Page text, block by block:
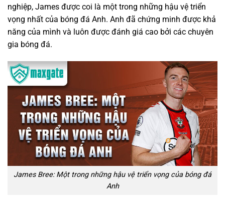
nghiệp, James được coi là một trong những hậu vệ triển
vọng nhất của bóng đá Anh. Anh đã chứng minh được khả
năng của mình và luôn được đánh giá cao bởi các chuyên
gia bóng đá.
James Bree: Một trong những hậu vệ triển vọng của bóng đá
Anh